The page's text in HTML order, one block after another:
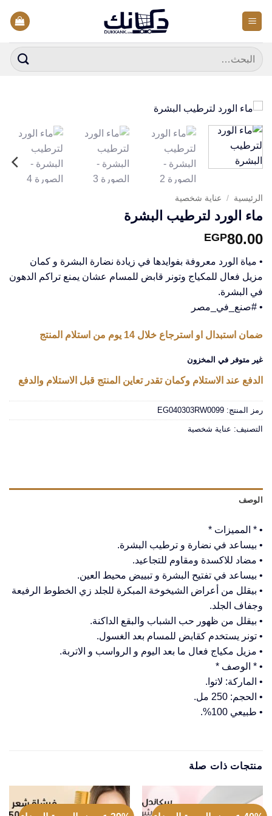
للمحتوى
البحث
عن:
الرئيسية / عناية شخصية
ماء الورد لترطيب البشرة
EGP80.00
• مياة الورد معروفة بفوايدها في زيادة نضارة البشرة و كمان
مزيل فعال للمكياج وتونر قابض للمسام عشان يمنع تراكم الدهون
في البشرة.
• #صنع_في_مصر
ضمان استبدال او استرجاع خلال 14 يوم من استلام المنتج
غير متوفر في المخزون
الدفع عند الاستلام وكمان تقدر تعاين المنتج قبل الاستلام والدفع
رمز المنتج: EG040303RW0099
التصنيف: عناية شخصية
الوصف
• * المميزات *
• بيساعد في نضارة و ترطيب البشرة.
• مضاد للاكسدة ومقاوم للتجاعيد.
• بيساعد في تفتيح البشرة و تبييض محيط العين.
• بيقلل من أعراض الشيخوخة المبكرة للجلد زي الخطوط الرفيعة
وجفاف الجلد.
• بيقلل من ظهور حب الشباب والبقع الداكنة.
• تونر يستخدم كقابض للمسام بعد الغسول.
• مزيل مكياج فعال ما بعد اليوم و الرواسب و الاتربة.
• * الوصف *
• الماركة: لاتوا.
• الحجم: 250 مل.
• طبيعي 100%.
منتجات ذات صلة